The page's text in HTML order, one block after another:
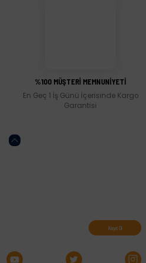
%100 MÜŞTERİ MEMNUNİYETİ
En Geç 1 İş Günü İçerisinde Kargo
Garantisi
Kayıt Ol